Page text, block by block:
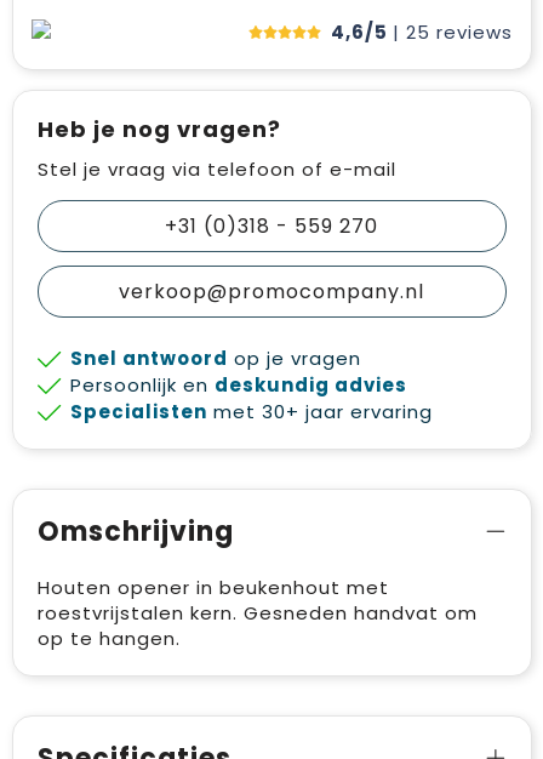
4,6/5 | 25 reviews
Heb je nog vragen?
Stel je vraag via telefoon of e-mail
+31 (0)318 - 559 270
verkoop@promocompany.nl
Snel antwoord op je vragen
Persoonlijk en deskundig advies
Specialisten met 30+ jaar ervaring
Omschrijving
Houten opener in beukenhout met
roestvrijstalen kern. Gesneden handvat om
op te hangen.